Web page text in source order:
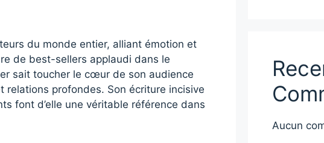
du monde entier, alliant émotion et
de best-sellers applaudi dans le
sait toucher le cœur de son audience
profondes. Son écriture incisive
font d’elle une véritable référence dans
Aucun